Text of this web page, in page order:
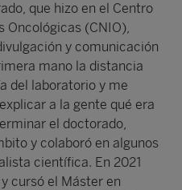
que hizo en el Centro
Oncológicas (CNIO),
y comunicación
mano la distancia
del laboratorio y me
a la gente qué era
el doctorado,
y colaboró en algunos
científica. En 2021
cursó el Máster en